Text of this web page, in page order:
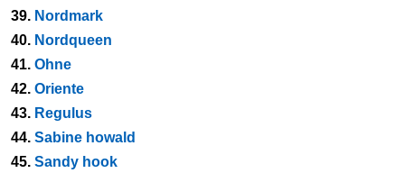
39. Nordmark
40. Nordqueen
41. Ohne
42. Oriente
43. Regulus
44. Sabine howald
45. Sandy hook